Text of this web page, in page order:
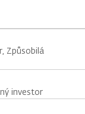
Způsobilá
investor